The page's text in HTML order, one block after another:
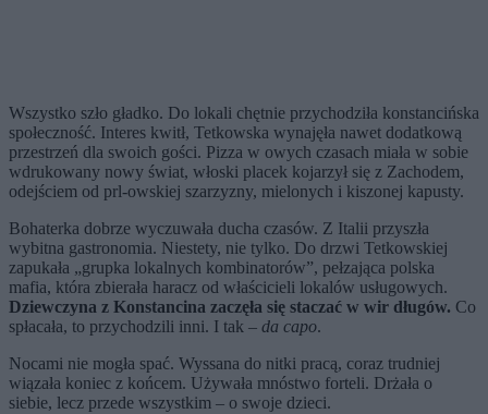
Wszystko szło gładko. Do lokali chętnie przychodziła konstancińska
społeczność. Interes kwitł, Tetkowska wynajęła nawet dodatkową
przestrzeń dla swoich gości. Pizza w owych czasach miała w sobie
wdrukowany nowy świat, włoski placek kojarzył się z Zachodem,
odejściem od prl-owskiej szarzyzny, mielonych i kiszonej kapusty.
Bohaterka dobrze wyczuwała ducha czasów. Z Italii przyszła
wybitna gastronomia. Niestety, nie tylko. Do drzwi Tetkowskiej
zapukała „grupka lokalnych kombinatorów”, pełzająca polska
mafia, która zbierała haracz od właścicieli lokalów usługowych.
Dziewczyna z Konstancina zaczęła się staczać w wir długów. Co
spłacała, to przychodzili inni. I tak – da capo.
Nocami nie mogła spać. Wyssana do nitki pracą, coraz trudniej
wiązała koniec z końcem. Używała mnóstwo forteli. Drżała o
siebie, lecz przede wszystkim – o swoje dzieci.